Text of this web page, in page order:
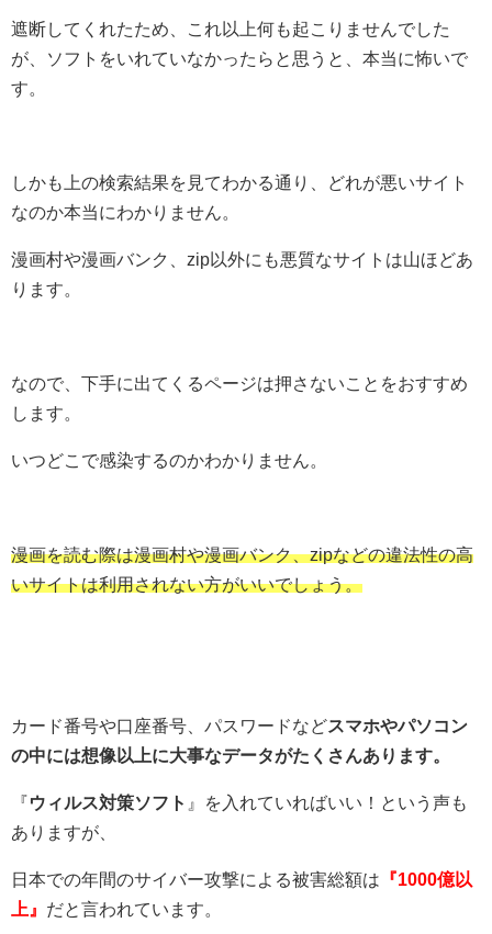
遮断してくれたため、これ以上何も起こりませんでした
が、ソフトをいれていなかったらと思うと、本当に怖いで
す。
しかも上の検索結果を見てわかる通り、どれが悪いサイト
なのか本当にわかりません。
漫画村や漫画バンク、zip以外にも悪質なサイトは山ほどあ
ります。
なので、下手に出てくるページは押さないことをおすすめ
します。
いつどこで感染するのかわかりません。
漫画を読む際は漫画村や漫画バンク、zipなどの違法性の高
いサイトは利用されない方がいいでしょう。
カード番号や口座番号、パスワードなどスマホやパソコン
の中には想像以上に大事なデータがたくさんあります。
『ウィルス対策ソフト 』を入れていればいい！という声も
ありますが、
日本での年間のサイバー攻撃による被害総額は 『1000億以
上』 だと言われています。